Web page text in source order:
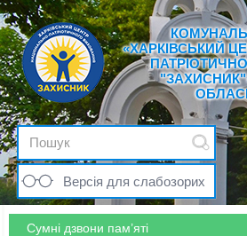
«ХАРКІВСЬКИЙ
Версія для слабозорих
Сумні дзвони пам’яті